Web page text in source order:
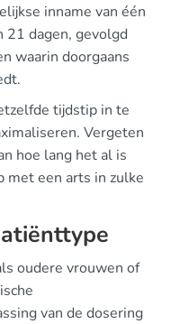
inname van één
21 dagen, gevolgd
waarin doorgaans
tijdstip in te
Vergeten
hoe lang het al is
met een arts in zulke
oudere vrouwen of
van de dosering